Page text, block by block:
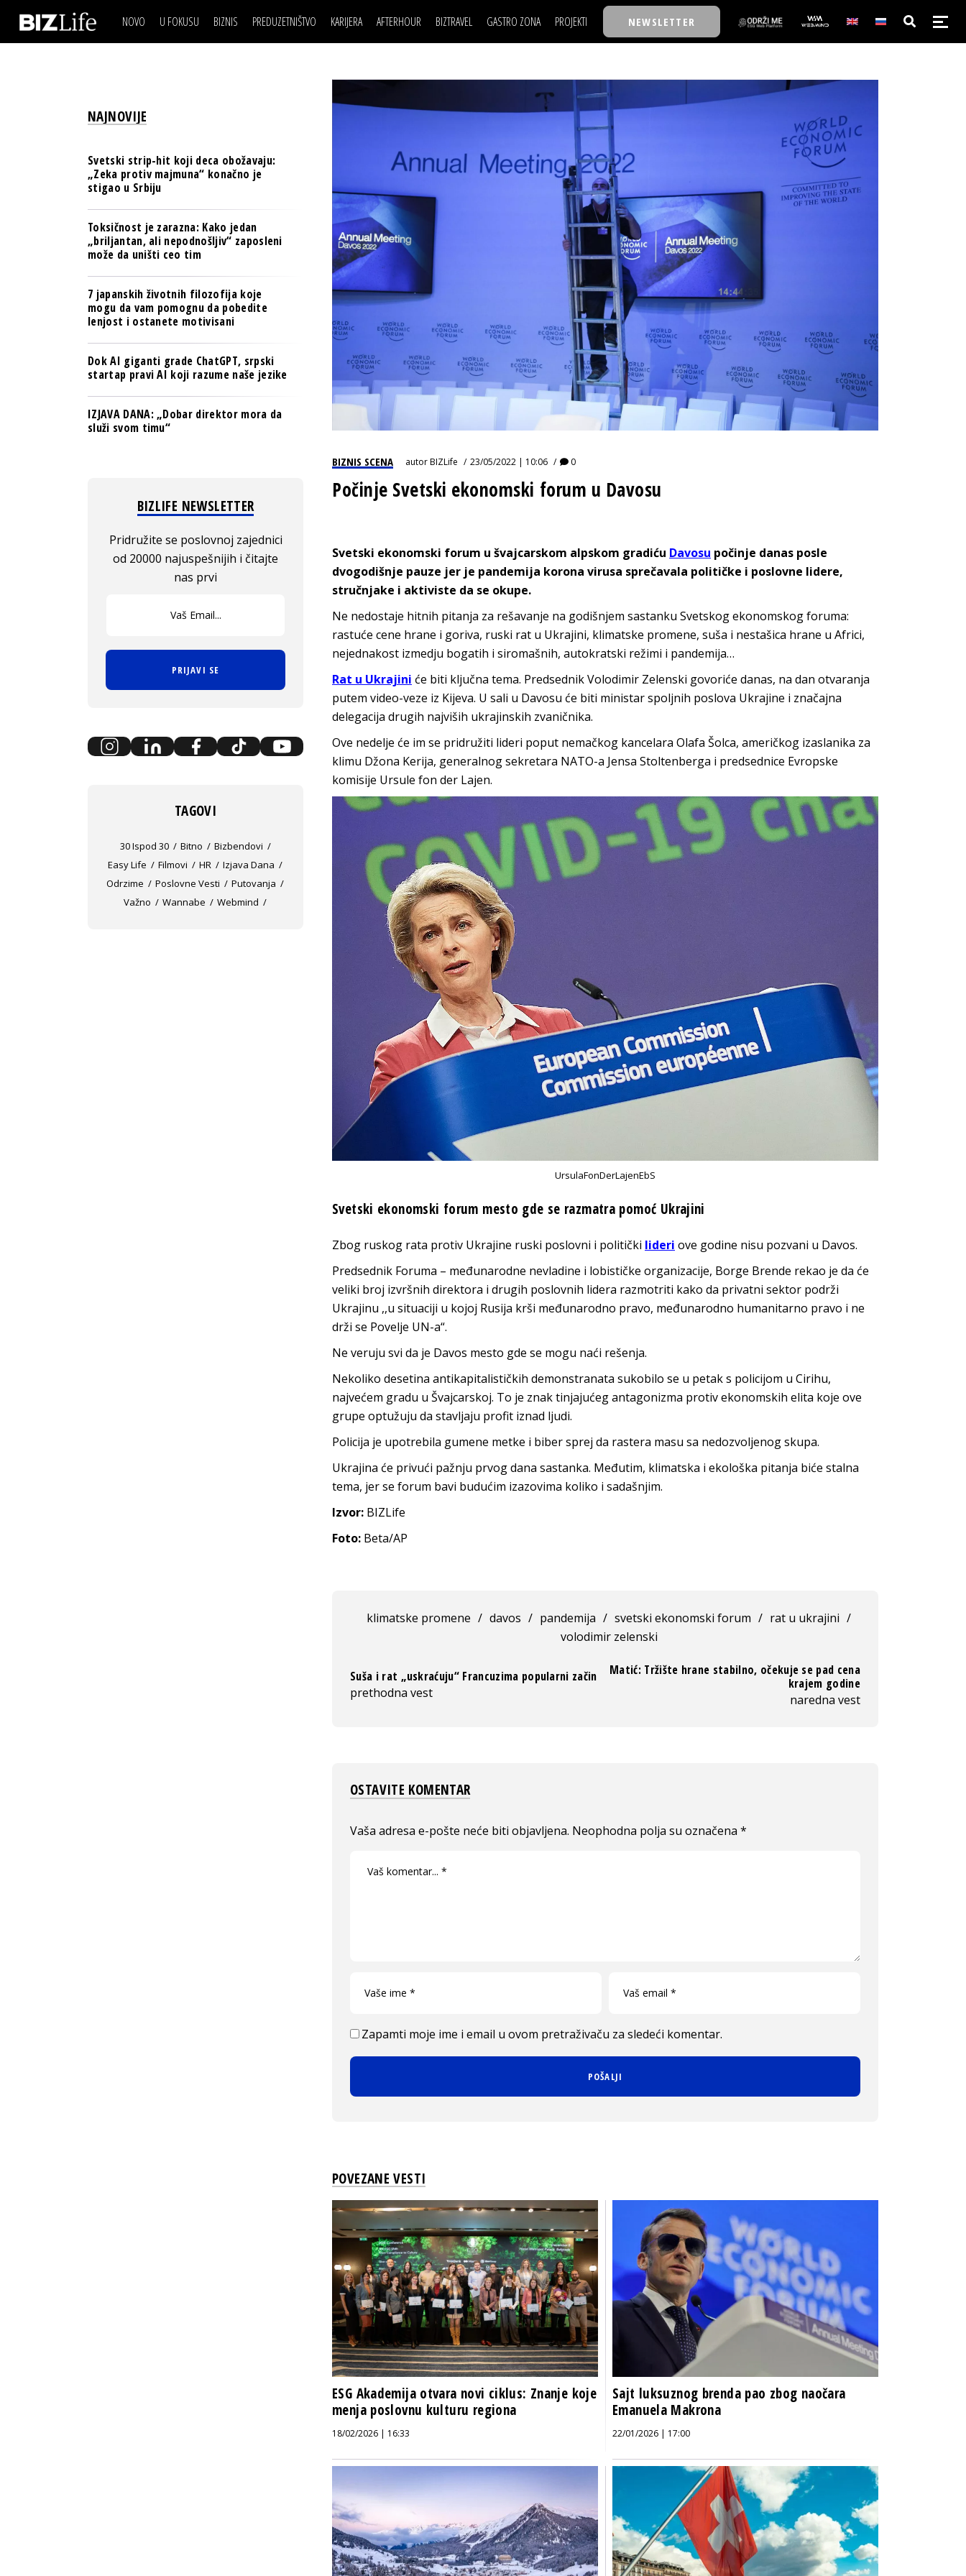
NOVO U FOKUSU BIZNIS
BANKE
TECH I AI
BIZNIS & SPORT
PULS REGIONA
NOVO NA RAFU
PREDUZETNIŠTVO KARIJERA
KNOW-HOW
AFTERHOUR
WELLBEING
BIZTRAVEL GASTRO ZONA PROJEKTI
TASTY TALKS
30 ISPOD 30
BACK TO OFFICE/SCHOOL
BIZBENDOVI
BIZKOLEGIJUM
BMW BIZNIS LIGA
BIZLIFE WEEK
IZJAVA GODINE
NEWSLETTER
IZJAVA DANABIZNIS SCENA
BREND I KOMUNIKACIJE
OSIGURANJE
TECH I AI
PULS REGIONA
POSAO
MOJ UGAO
USAVRŠAVANJE
FILM I SCENA
AUTO SVET
NAJKOLEGA
30 ISPOD 30
BACK TO OFFICE/SCHOOL
BIZBENDOVI
BIZKOLEGIJUM
BMW BIZNIS LIGA
BIZLIFE WEEK
IZJAVA GODINE
BIZNIS SCENA autorBIZLife 23/05/2022 | 10:06 0
Počinje Svetski ekonomski forum u Davosu
Svetski ekonomski forum u švajcarskom alpskom gradiću Davosu počinje danas posle
dvogodišnje pauze jer je pandemija korona virusa sprečavala političke i poslovne lidere,
stručnjake i aktiviste da se okupe.
Ne nedostaje hitnih pitanja za rešavanje na godišnjem sastanku Svetskog ekonomskog foruma:
rastuće cene hrane i goriva, ruski rat u Ukrajini, klimatske promene, suša i nestašica hrane u Africi,
nejednakost izmedju bogatih i siromašnih, autokratski režimi i pandemija…
Rat u Ukrajini će biti ključna tema. Predsednik Volodimir Zelenski govoriće danas, na dan otvaranja
putem video-veze iz Kijeva. U sali u Davosu će biti ministar spoljnih poslova Ukrajine i značajna
delegacija drugih najviših ukrajinskih zvaničnika.
Ove nedelje će im se pridružiti lideri poput nemačkog kancelara Olafa Šolca, američkog izaslanika za
klimu Džona Kerija, generalnog sekretara NATO-a Jensa Stoltenberga i predsednice Evropske
komisije Ursule fon der Lajen.
UrsulaFonDerLajenEbS
Svetski ekonomski forum mesto gde se razmatra pomoć Ukrajini
Zbog ruskog rata protiv Ukrajine ruski poslovni i politički lideri ove godine nisu pozvani u Davos.
Predsednik Foruma – međunarodne nevladine i lobističke organizacije, Borge Brende rekao je da će
veliki broj izvršnih direktora i drugih poslovnih lidera razmotriti kako da privatni sektor podrži
Ukrajinu ,,u situaciji u kojoj Rusija krši međunarodno pravo, međunarodno humanitarno pravo i ne
drži se Povelje UN-a“.
Ne veruju svi da je Davos mesto gde se mogu naći rešenja.
Nekoliko desetina antikapitalističkih demonstranata sukobilo se u petak s policijom u Cirihu,
najvećem gradu u Švajcarskoj. To je znak tinjajućeg antagonizma protiv ekonomskih elita koje ove
grupe optužuju da stavljaju profit iznad ljudi.
Policija je upotrebila gumene metke i biber sprej da rastera masu sa nedozvoljenog skupa.
Ukrajina će privući pažnju prvog dana sastanka. Međutim, klimatska i ekološka pitanja biće stalna
tema, jer se forum bavi budućim izazovima koliko i sadašnjim.
Izvor: BIZLife
Foto: Beta/AP
klimatske promene / davos / pandemija / svetski ekonomski forum / rat u ukrajini /
volodimir zelenski
Suša i rat „uskraćuju“ Francuzima popularni začin
prethodna vest
Matić: Tržište hrane stabilno, očekuje se pad cena
krajem godine
naredna vest
OSTAVITE KOMENTAR
Vaša adresa e-pošte neće biti objavljena. Neophodna polja su označena *
Zapamti moje ime i email u ovom pretraživaču za sledeći komentar.
POVEZANE VESTI
ESG Akademija otvara novi ciklus: Znanje koje
menja poslovnu kulturu regiona
18/02/2026 | 16:33
Sajt luksuznog brenda pao zbog naočara
Emanuela Makrona
22/01/2026 | 17:00
NAJNOVIJE
Svetski strip-hit koji deca obožavaju:
„Zeka protiv majmuna“ konačno je
stigao u Srbiju
Toksičnost je zarazna: Kako jedan
„briljantan, ali nepodnošljiv“ zaposleni
može da uništi ceo tim
7 japanskih životnih filozofija koje
mogu da vam pomognu da pobedite
lenjost i ostanete motivisani
Dok AI giganti grade ChatGPT, srpski
startap pravi AI koji razume naše jezike
IZJAVA DANA: „Dobar direktor mora da
služi svom timu“
BIZLIFE NEWSLETTER
Pridružite se poslovnoj zajednici
od 20000 najuspešnijih i čitajte
nas prvi
PRIJAVI SE
TAGOVI
30 Ispod 30 Bitno
Bizbendovi
Easy Life
Filmovi HR
Izjava Dana
Odrzime
Poslovne Vesti
Putovanja
Važno
Wannabe Webmind